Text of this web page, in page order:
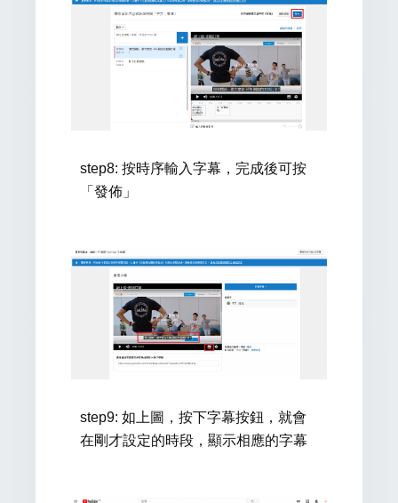
step8: 按時序輸入字幕，完成後可按
「發佈」
step9: 如 上圖，按下字幕按鈕，就會
在剛才設定的時段，顯示相應的字幕